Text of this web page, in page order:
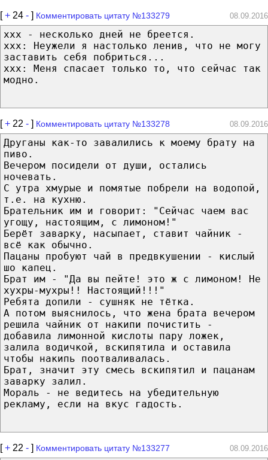
[+ 24 - ] Комментировать цитату №133279 08.09.2016
ххх - несколько дней не бреется.
ххх: Неужели я настолько ленив, что не могу
заставить себя побриться...
ххх: Меня спасает только то, что сейчас так
модно.
[+ 22 - ] Комментировать цитату №133278 08.09.2016
Друганы как-то завалились к моему брату на
пиво.
Вечером посидели от души, остались
ночевать.
С утра хмурые и помятые побрели на водопой,
т.е. на кухню.
Брательник им и говорит: "Сейчас чаем вас
угощу, настоящим, с лимоном!"
Берёт заварку, насыпает, ставит чайник -
всё как обычно.
Пацаны пробуют чай в предвкушении - кислый
шо капец.
Брат им - "Да вы пейте! это ж с лимоном! Не
хухры-мухры!! Настоящий!!!"
Ребята допили - сушняк не тётка.
А потом выяснилось, что жена брата вечером
решила чайник от накипи почистить -
добавила лимонной кислоты пару ложек,
залила водичкой, вскипятила и оставила
чтобы накипь поотваливалась.
Брат, значит эту смесь вскипятил и пацанам
заварку залил.
Мораль - не ведитесь на убедительную
рекламу, если на вкус гадость.
[+ 22 - ] Комментировать цитату №133277 08.09.2016